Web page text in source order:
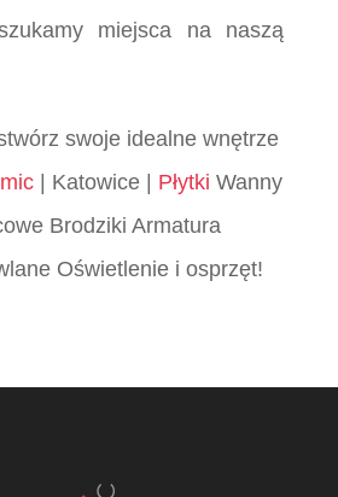
miejsca na naszą
swoje idealne wnętrze
| Katowice | Płytki Wanny
Brodziki Armatura
Oświetlenie i osprzęt!